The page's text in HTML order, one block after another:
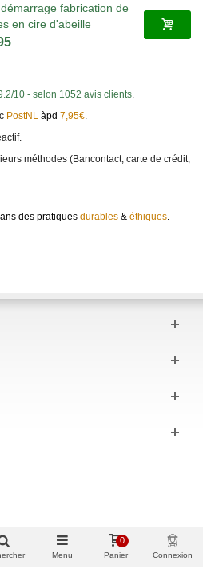
fabrication de
en cire d'abeille
/10 - selon 1052 avis clients.
PostNL àpd 7,95€.
méthodes (Bancontact, carte de crédit,
des pratiques durables & éthiques.
Menu Panier
0
Connexion